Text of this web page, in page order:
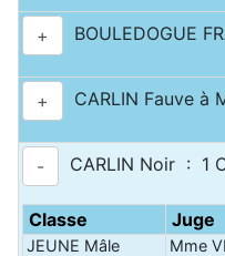
+ BOULEDOGUE
+ CARLIN Fauve à
- CARLIN Noir : 1
Classe Juge
JEUNE Mâle Mme